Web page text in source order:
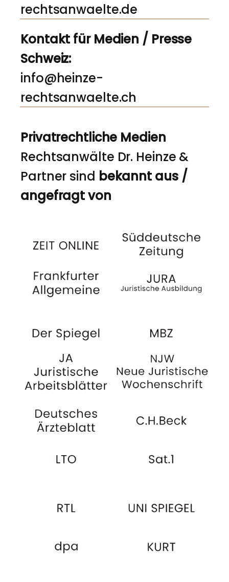
rechtsanwaelte.de
Kontakt für Medien / Presse
Schweiz:
info@heinze-
rechtsanwaelte.ch
Privatrechtliche Medien
Rechtsanwälte Dr. Heinze &
Partner sind bekannt aus /
angefragt von